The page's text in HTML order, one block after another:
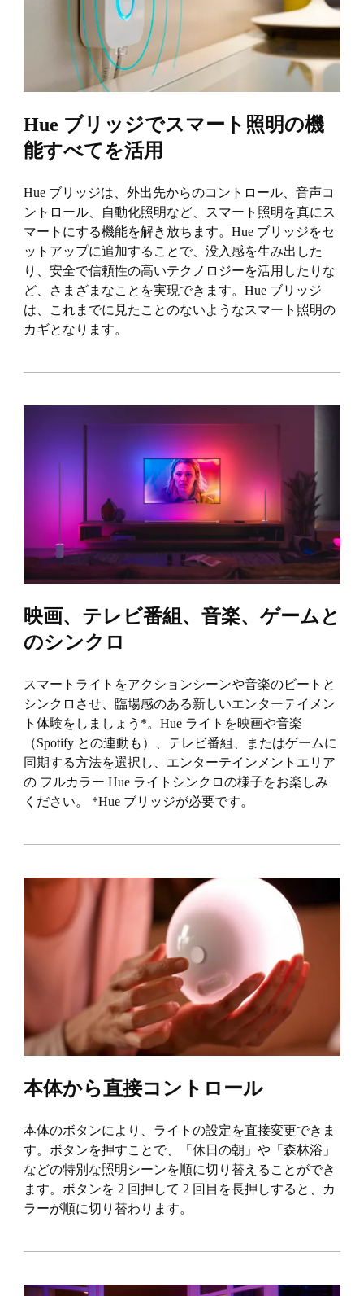
Hue ブリッジでスマート照明の機
能すべてを活用
Hue ブリッジは、外出先からのコントロール、音声コ
ントロール、自動化照明など、スマート照明を真にス
マートにする機能を解き放ちます。Hue ブリッジをセ
ットアップに追加することで、没入感を生み出した
り、安全で信頼性の高いテクノロジーを活用したりな
ど、さまざまなことを実現できます。Hue ブリッジ
は、これまでに見たことのないようなスマート照明の
カギとなります。
映画、テレビ番組、音楽、ゲームと
のシンクロ
スマートライトをアクションシーンや音楽のビートと
シンクロさせ、臨場感のある新しいエンターテイメン
ト体験をしましょう*。Hue ライトを映画や音楽
（Spotify との連動も）、テレビ番組、またはゲームに
同期する方法を選択し、エンターテインメントエリア
の フルカラー Hue ライトシンクロの様子をお楽しみ
ください。 *Hue ブリッジが必要です。
本体から直接コントロール
本体のボタンにより、ライトの設定を直接変更できま
す。ボタンを押すことで、「休日の朝」や「森林浴」
などの特別な照明シーンを順に切り替えることができ
ます。ボタンを 2 回押して 2 回目を長押しすると、カ
ラーが順に切り替わります。